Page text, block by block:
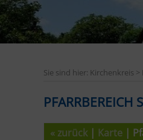
Sie sind hier: Kirchenkreis
PFARRBEREICH
« zurück| Karte |